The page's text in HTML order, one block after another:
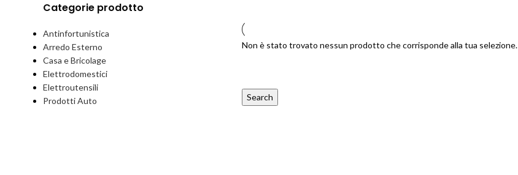
Categorie prodotto
Antinfortunistica
Arredo Esterno
Casa e Bricolage
Elettrodomestici
Elettroutensili
Prodotti Auto
Non è stato trovato nessun prodotto che corrisponde alla tua selezione.
Search